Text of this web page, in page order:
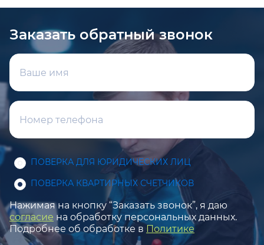
Заказать обратный звонок
ПОВЕРКА ДЛЯ ЮРИДИЧЕСКИХ ЛИЦ
ПОВЕРКА КВАРТИРНЫХ СЧЕТЧИКОВ
Нажимая на кнопку “Заказать звонок”, я даю
согласие на обработку персональных данных.
Подробнее об обработке в Политике